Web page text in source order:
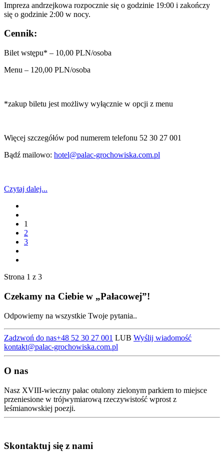
Impreza andrzejkowa rozpocznie się o godzinie 19:00 i zakończy
się o godzinie 2:00 w nocy.
Cennik:
Bilet wstępu* – 10,00 PLN/osoba
Menu – 120,00 PLN/osoba
*zakup biletu jest możliwy wyłącznie w opcji z menu
Więcej szczegółów pod numerem telefonu 52 30 27 001
Bądź mailowo: hotel@palac-grochowiska.com.pl
Czytaj dalej...
1
2
3
Strona 1 z 3
Czekamy na Ciebie w „Pałacowej”!
Odpowiemy na wszystkie Twoje pytania..
Zadzwoń do nas+48 52 30 27 001 LUB Wyślij wiadomość
kontakt@palac-grochowiska.com.pl
O nas
Nasz XVIII-wieczny pałac otulony zielonym parkiem to miejsce
przeniesione w trójwymiarową rzeczywistość wprost z
leśmianowskiej poezji.
Skontaktuj się z nami